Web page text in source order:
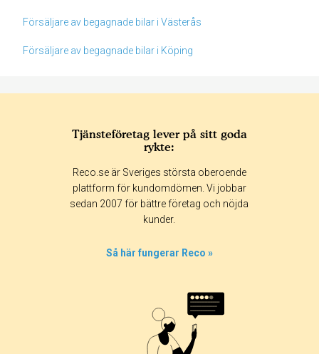
Försäljare av begagnade bilar i Västerås
Försäljare av begagnade bilar i Köping
365 dagar 90 dagar
30 dagar
Tjänsteföretag lever på sitt goda
rykte:
Reco.se är Sveriges största oberoende
plattform för kundomdömen. Vi jobbar
sedan 2007 för bättre företag och nöjda
kunder.
Så här fungerar Reco »